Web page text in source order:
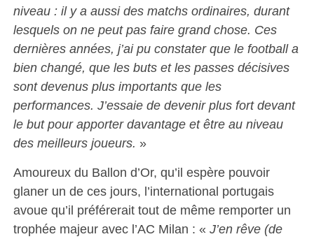
niveau : il y a aussi des matchs ordinaires, durant
lesquels on ne peut pas faire grand chose. Ces
dernières années, j’ai pu constater que le football a
bien changé, que les buts et les passes décisives
sont devenus plus importants que les
performances. J’essaie de devenir plus fort devant
le but pour apporter davantage et être au niveau
des meilleurs joueurs. »
Amoureux du Ballon d’Or, qu’il espère pouvoir
glaner un de ces jours, l’international portugais
avoue qu’il préférerait tout de même remporter un
trophée majeur avec l’AC Milan : « J’en rêve (de